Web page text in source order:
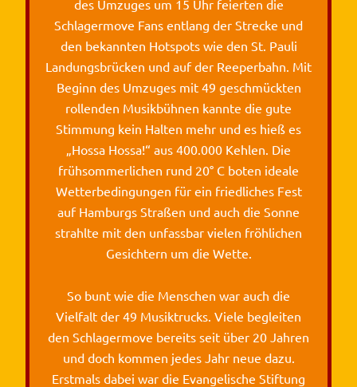
des Umzuges um 15 Uhr feierten die
Schlagermove Fans entlang der Strecke und
den bekannten Hotspots wie den St. Pauli
Landungsbrücken und auf der Reeperbahn. Mit
Beginn des Umzuges mit 49 geschmückten
rollenden Musikbühnen kannte die gute
Stimmung kein Halten mehr und es hieß es
„Hossa Hossa!“ aus 400.000 Kehlen. Die
frühsommerlichen rund 20° C boten ideale
Wetterbedingungen für ein friedliches Fest
auf Hamburgs Straßen und auch die Sonne
strahlte mit den unfassbar vielen fröhlichen
Gesichtern um die Wette.
So bunt wie die Menschen war auch die
Vielfalt der 49 Musiktrucks. Viele begleiten
den Schlagermove bereits seit über 20 Jahren
und doch kommen jedes Jahr neue dazu.
Erstmals dabei war die Evangelische Stiftung